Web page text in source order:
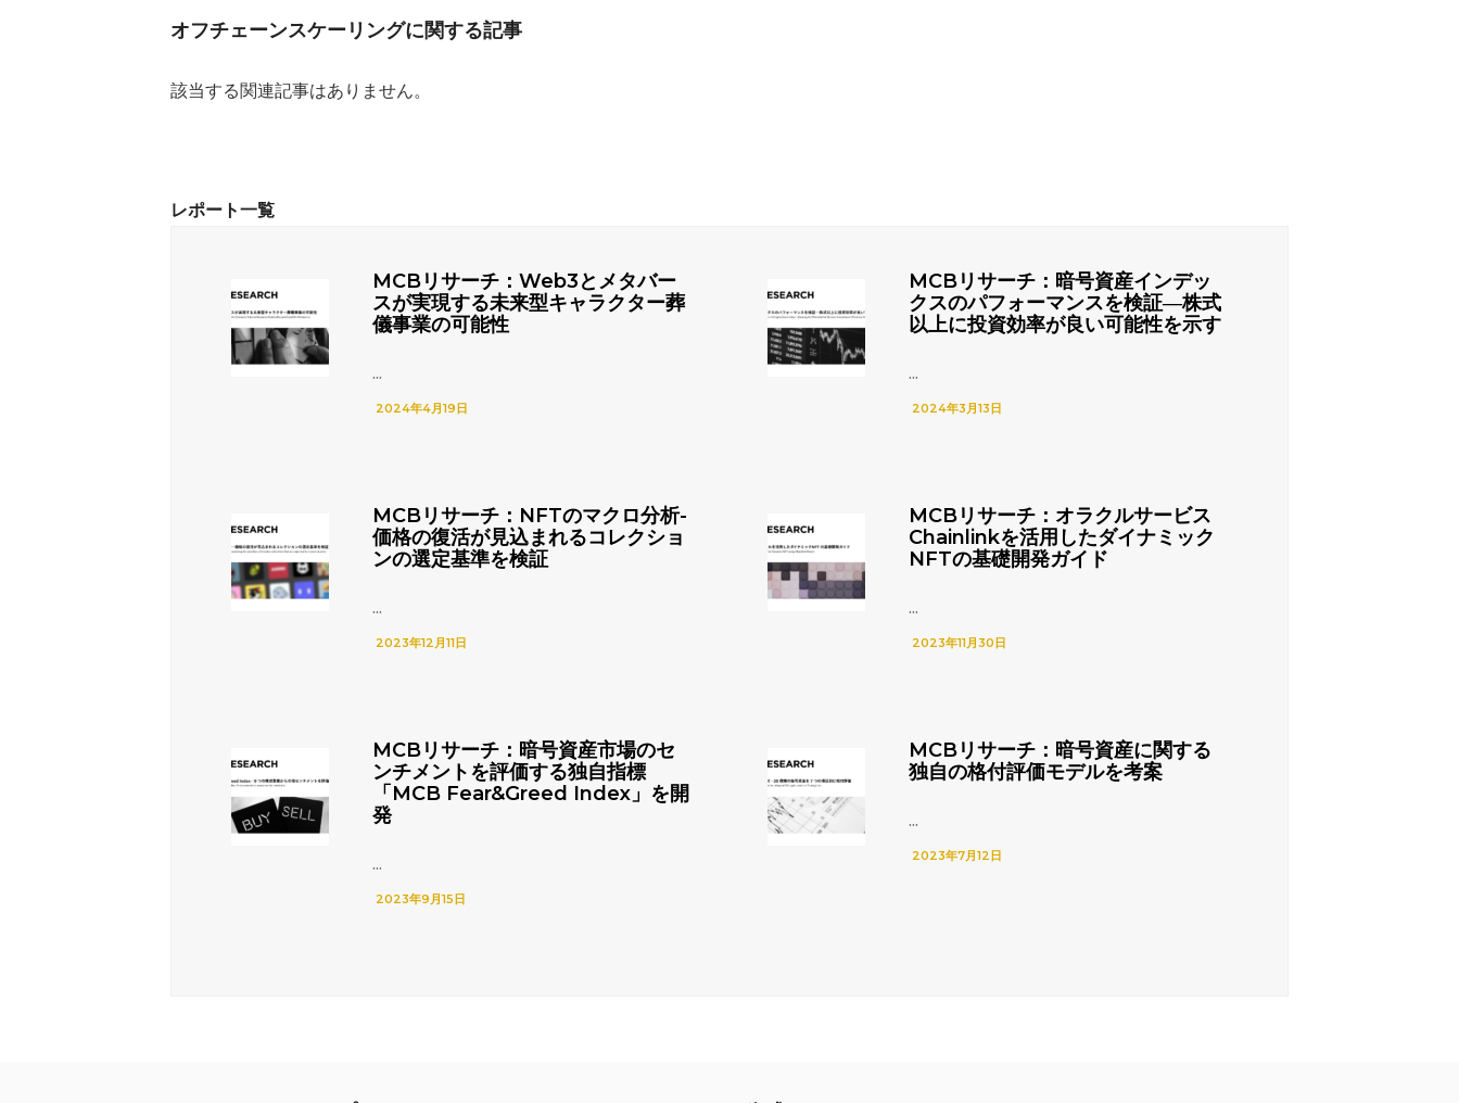
オフチェーンスケーリングに関する記事
該当する関連記事はありません。
MCBリサーチ：Web3とメタバー
スが実現する未来型キャラクター葬
儀事業の可能性
...
2024年4月19日
MCBリサーチ：暗号資産インデッ
クスのパフォーマンスを検証―株式
以上に投資効率が良い可能性を示す
...
2024年3月13日
MCBリサーチ：NFTのマクロ分析-
価格の復活が見込まれるコレクショ
ンの選定基準を検証
...
2023年12月11日
MCBリサーチ：オラクルサービス
Chainlinkを活用したダイナミック
NFTの基礎開発ガイド
...
2023年11月30日
MCBリサーチ：暗号資産市場のセ
ンチメントを評価する独自指標
「MCB Fear&Greed Index」を開
発
...
2023年9月15日
MCBリサーチ：暗号資産に関する
独自の格付評価モデルを考案
...
2023年7月12日